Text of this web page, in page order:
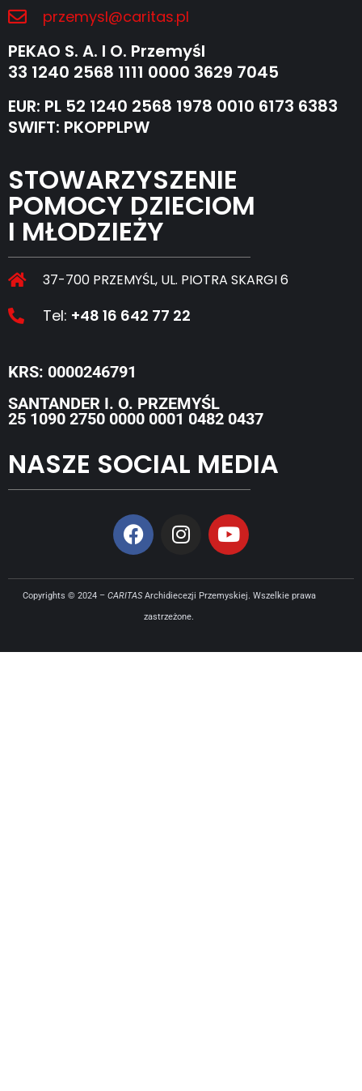
przemysl@caritas.pl
PEKAO S. A. I O. Przemyśl
33 1240 2568 1111 0000 3629 7045
EUR: PL 52 1240 2568 1978 0010 6173 6383
SWIFT: PKOPPLPW
STOWARZYSZENIE
POMOCY DZIECIOM
I MŁODZIEŻY
37-700 PRZEMYŚL, UL. PIOTRA SKARGI 6
Tel: +48 16 642 77 22
KRS: 0000246791
SANTANDER I. O. PRZEMYŚL
25 1090 2750 0000 0001 0482 0437
NASZE SOCIAL MEDIA
Copyrights © 2024 – CARITASArchidiecezji Przemyskiej. Wszelkie prawa
zastrzeżone.